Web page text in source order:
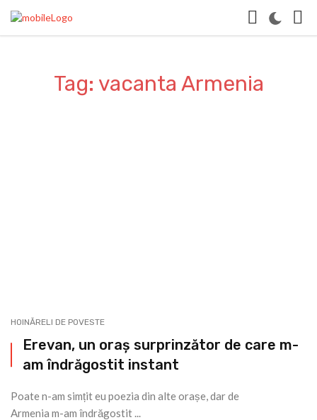
Tag: vacanta Armenia
HOINĂRELI DE POVESTE
Erevan, un oraș surprinzător de care m-
am îndrăgostit instant
Poate n-am simțit eu poezia din alte orașe, dar de
Armenia m-am îndrăgostit ...